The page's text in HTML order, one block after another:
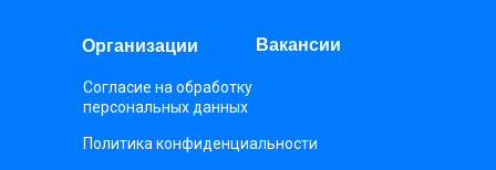
Согласие на обработку
персональных данных
Политика конфиденциальности
Организации Вакансии